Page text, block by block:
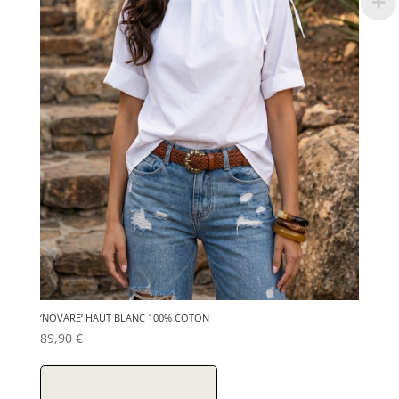
‘NOVARE’ HAUT BLANC 100% COTON
89,90 €